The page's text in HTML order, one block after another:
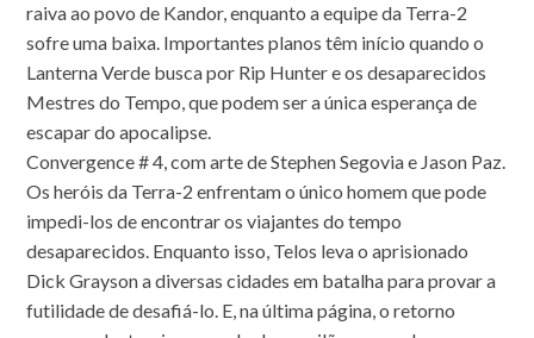
raiva ao povo de Kandor, enquanto a equipe da Terra-2
sofre uma baixa. Importantes planos têm início quando o
Lanterna Verde busca por Rip Hunter e os desaparecidos
Mestres do Tempo, que podem ser a única esperança de
escapar do apocalipse.
Convergence # 4, com arte de Stephen Segovia e Jason Paz.
Os heróis da Terra-2 enfrentam o único homem que pode
impedi-los de encontrar os viajantes do tempo
desaparecidos. Enquanto isso, Telos leva o aprisionado
Dick Grayson a diversas cidades em batalha para provar a
futilidade de desafiá-lo. E, na última página, o retorno